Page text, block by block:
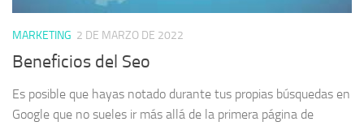
MARKETING 2 DE MARZO DE 2022
Beneficios del Seo
Es posible que hayas notado durante tus propias búsquedas en
Google que no sueles ir más allá de la primera página de